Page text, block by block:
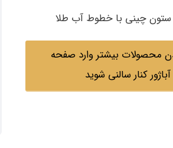
ستون چینی با خطوط آب طلا
محصولات بیشتر وارد صفحه
آباژور کنار سالنی شوید